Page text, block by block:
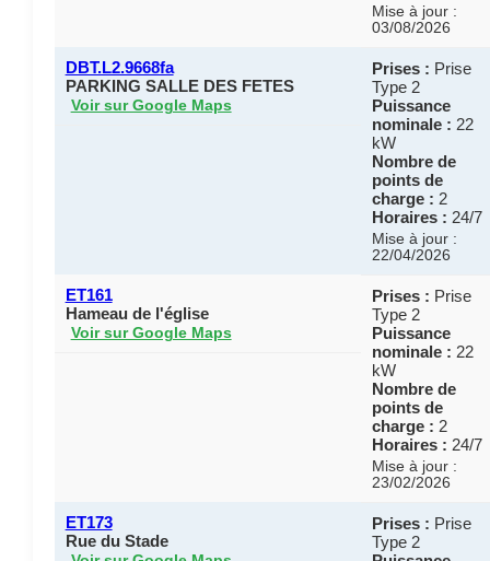
Mise à jour :
03/08/2026
DBT.L2.9668fa
PARKING SALLE DES FETES
Voir sur Google Maps
Prises : Prise
Type 2
Puissance
nominale : 22
kW
Nombre de
points de
charge : 2
Horaires : 24/7
Mise à jour :
22/04/2026
ET161
Hameau de l'église
Voir sur Google Maps
Prises : Prise
Type 2
Puissance
nominale : 22
kW
Nombre de
points de
charge : 2
Horaires : 24/7
Mise à jour :
23/02/2026
ET173
Rue du Stade
Prises : Prise
Type 2